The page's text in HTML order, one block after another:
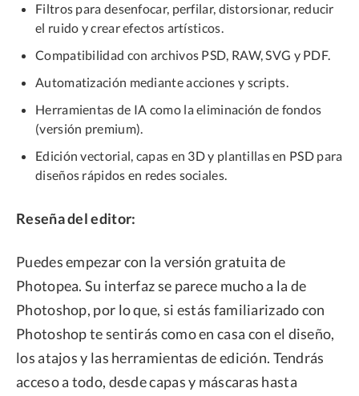
Filtros para desenfocar, perfilar, distorsionar, reducir
el ruido y crear efectos artísticos.
Compatibilidad con archivos PSD, RAW, SVG y PDF.
Automatización mediante acciones y scripts.
Herramientas de IA como la eliminación de fondos
(versión premium).
Edición vectorial, capas en 3D y plantillas en PSD para
diseños rápidos en redes sociales.
Reseña del editor:
Puedes empezar con la versión gratuita de
Photopea. Su interfaz se parece mucho a la de
Photoshop, por lo que, si estás familiarizado con
Photoshop te sentirás como en casa con el diseño,
los atajos y las herramientas de edición. Tendrás
acceso a todo, desde capas y máscaras hasta